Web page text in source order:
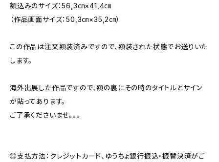
額込みのサイズ：56,3㎝×41,4㎝
（作品画面サイズ：50,3㎝×35,2㎝）
この作品は注文額装済みですので、額装された状態でお送りいた
します。
海外出展した作品ですので、額の裏にその時のタイトルとサイン
が貼ってあります。
ご了承くださいませ。。。
◎支払方法：クレジットカード、ゆうちょ銀行振込・振替決済がご